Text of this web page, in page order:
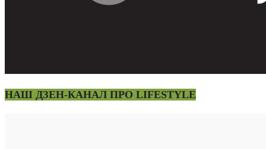
НАШ ДЗЕН-КАНАЛ ПРО LIFESTYLE